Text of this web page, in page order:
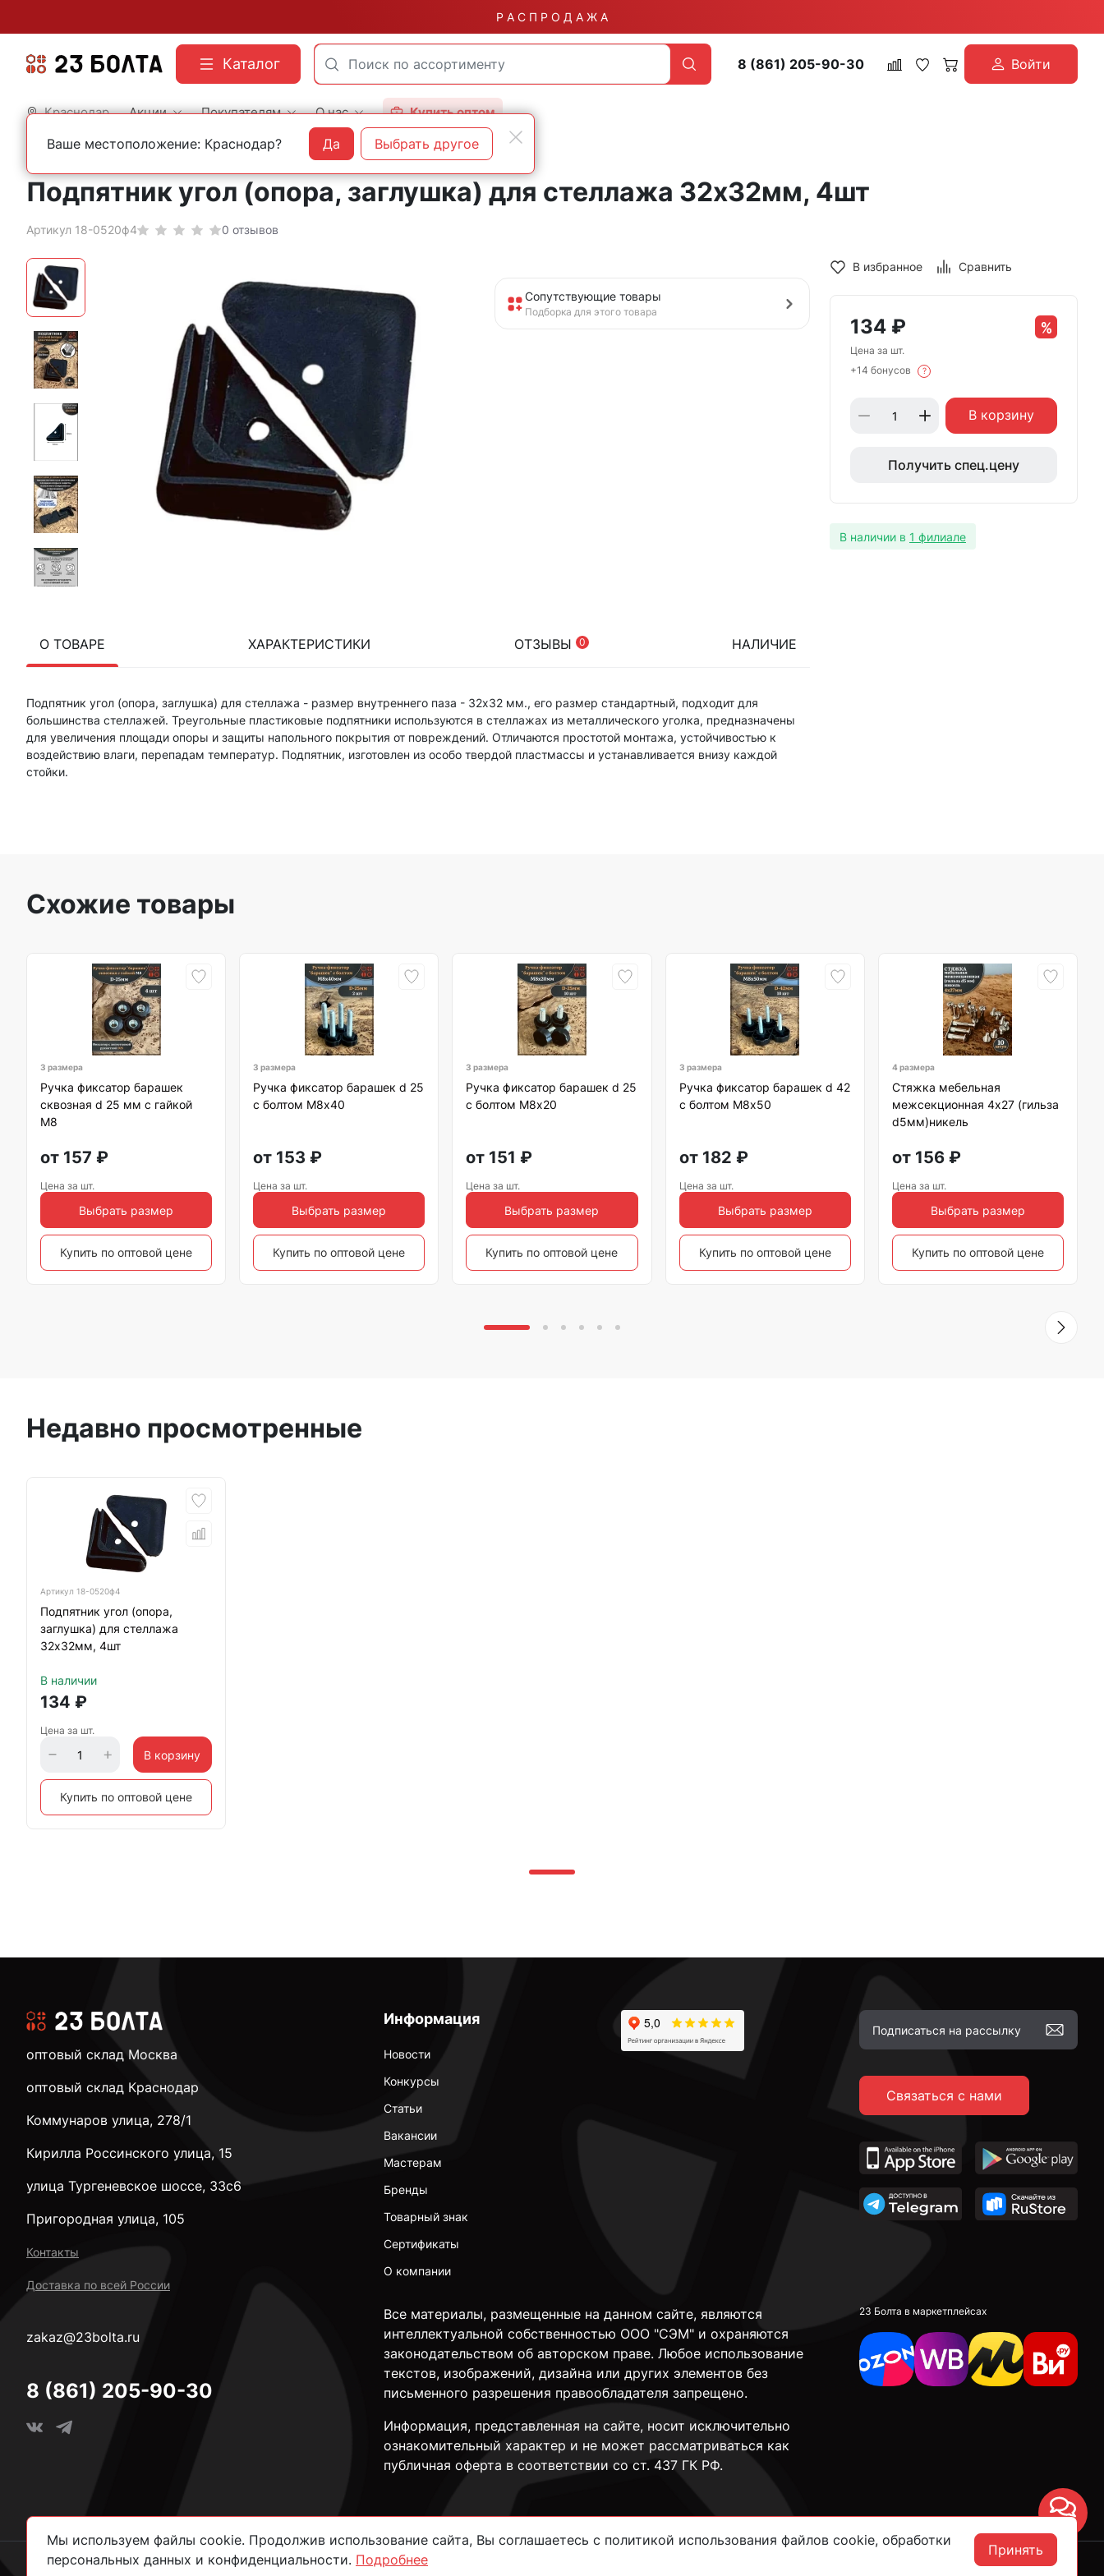
Р А С П Р О Д А Ж А
Каталог 8 (861) 205-90-30 Войти
Краснодар Акции Покупателям О нас Купить оптом
Главная Фасованный крепеж Мебельный крепеж
Подпятник угол (опора, заглушка) для стеллажа 32х32мм, 4шт
Артикул 18-0520ф4 0 отзывов
Сопутствующие товары
Подборка для этого товара
О ТОВАРЕ ХАРАКТЕРИСТИКИ ОТЗЫВЫ 0 НАЛИЧИЕ
Подпятник угол (опора, заглушка) для стеллажа - размер внутреннего паза - 32х32 мм., его размер стандартный, подходит для
большинства стеллажей. Треугольные пластиковые подпятники используются в стеллажах из металлического уголка, предназначены
для увеличения площади опоры и защиты напольного покрытия от повреждений. Отличаются простотой монтажа, устойчивостью к
воздействию влаги, перепадам температур. Подпятник, изготовлен из особо твердой пластмассы и устанавливается внизу каждой
стойки.
В избранное Сравнить
134 ₽
Цена за шт.
+14 бонусов
?
В корзину
Получить спец.цену
В наличии в 1 филиале
Схожие товары
3 размера
Ручка фиксатор барашек
сквозная d 25 мм с гайкой
М8
от 157 ₽
Цена за шт.
Выбрать размер
Купить по оптовой цене
3 размера
Ручка фиксатор барашек d 25
с болтом М8х40
от 153 ₽
Цена за шт.
Выбрать размер
Купить по оптовой цене
3 размера
Ручка фиксатор барашек d 25
с болтом М8х20
от 151 ₽
Цена за шт.
Выбрать размер
Купить по оптовой цене
3 размера
Ручка фиксатор барашек d 42
с болтом М8х50
от 182 ₽
Цена за шт.
Выбрать размер
Купить по оптовой цене
4 размера
Стяжка мебельная
межсекционная 4х27 (гильза
d5мм)никель
от 156₽
Цена за шт.
Выбрать размер
Купить по оптовой цене
Недавно просмотренные
Артикул 18-0520ф4
Подпятник угол (опора,
заглушка) для стеллажа
32х32мм, 4шт
В наличии
134 ₽
Цена за шт.
В корзину
Купить по оптовой цене
Информация
Новости
Конкурсы
Статьи
Вакансии
Мастерам
Бренды
Товарный знак
Сертификаты
О компании
Связаться с нами
Все материалы, размещенные на данном сайте, являются
интеллектуальной собственностью ООО "СЭМ" и охраняются
законодательством об авторском праве. Любое использование
текстов, изображений, дизайна или других элементов без
письменного разрешения правообладателя запрещено.
Информация, представленная на сайте, носит исключительно
ознакомительный характер и не может рассматриваться как
публичная оферта в соответствии со ст. 437 ГК РФ.
23 Болта в маркетплейсах
оптовый склад Москва
оптовый склад Краснодар
Коммунаров улица, 278/1
Кирилла Россинского улица, 15
улица Тургеневское шоссе, 33с6
Пригородная улица, 105
Контакты
Доставка по всей России
zakaz@23bolta.ru
8 (861) 205-90-30
Мы используем файлы cookie. Продолжив использование сайта, Вы соглашаетесь с политикой использования файлов cookie, обработки
персональных данных и конфиденциальности. Подробнее
Принять
Ваше местоположение: Краснодар? Да Выбрать другое